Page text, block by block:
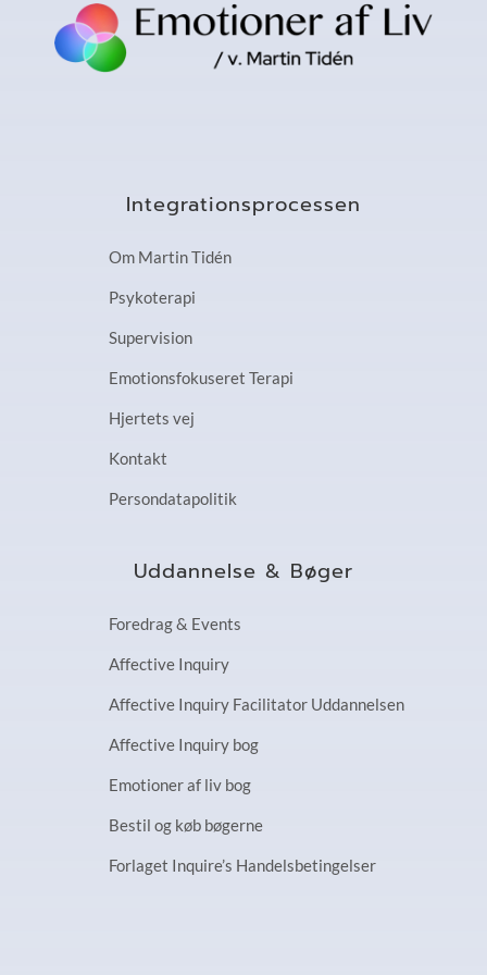
Bøger
Integrationsprocessen
Om Martin Tidén
Psykoterapi
Supervision
Emotionsfokuseret Terapi
Hjertets vej
Kontakt
Persondatapolitik
Uddannelse & Bøger
Foredrag & Events
Affective Inquiry
Affective Inquiry Facilitator Uddannelsen
Affective Inquiry bog
Emotioner af liv bog
Bestil og køb bøgerne
Forlaget Inquire’s Handelsbetingelser